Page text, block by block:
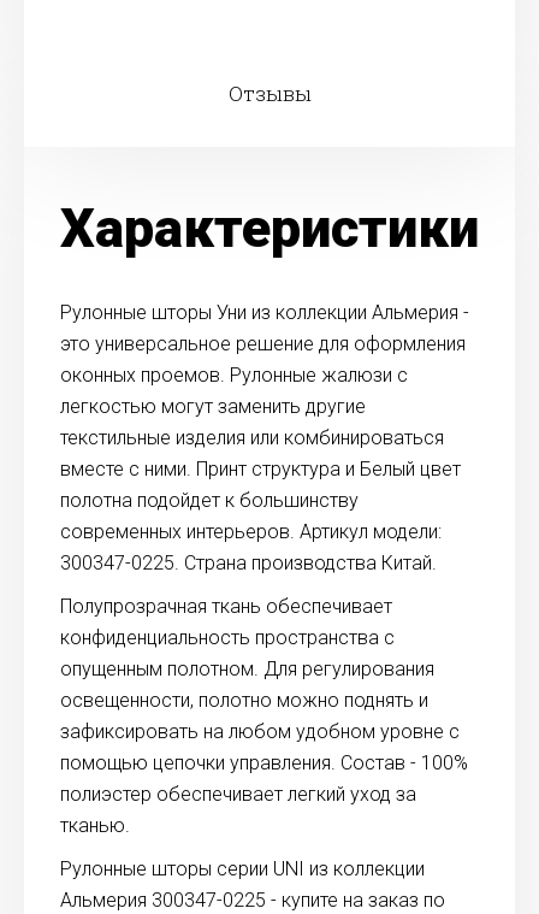
Отзывы
Характеристики
Рулонные шторы Уни из коллекции Альмерия -
это универсальное решение для оформления
оконных проемов. Рулонные жалюзи с
легкостью могут заменить другие
текстильные изделия или комбинироваться
вместе с ними. Принт структура и Белый цвет
полотна подойдет к большинству
современных интерьеров. Артикул модели:
300347-0225. Страна производства Китай.
Полупрозрачная ткань обеспечивает
конфиденциальность пространства с
опущенным полотном. Для регулирования
освещенности, полотно можно поднять и
зафиксировать на любом удобном уровне с
помощью цепочки управления. Состав - 100%
полиэстер обеспечивает легкий уход за
тканью.
Рулонные шторы серии UNI из коллекции
Альмерия 300347-0225 - купите на заказ по